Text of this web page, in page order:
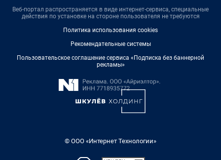
Веб-портал распространяется в виде интернет-сервиса, специальные
действия по установке на стороне пользователя не требуются
Политика использования cookies
Рекомендательные системы
Пользовательское соглашение сервиса «Подписка без баннерной
рекламы»
© ООО «Интернет Технологии»